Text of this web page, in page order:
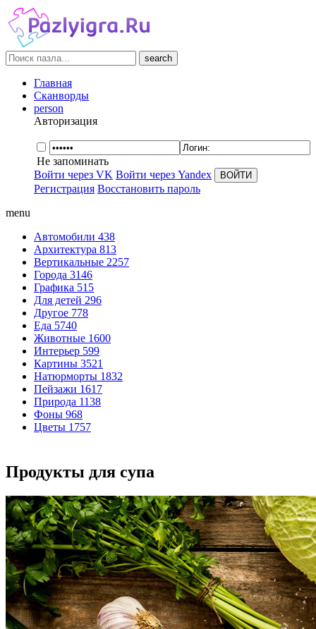
search
Главная
Сканворды
person
Авторизация
Не запоминать
Войти через VK Войти через Yandex
Регистрация Восстановить пароль
menu
Автомобили 438
Архитектура 813
Вертикальные 2257
Города 3146
Графика 515
Для детей 296
Другое 778
Еда 5740
Животные 1600
Интерьер 599
Картины 3521
Натюрморты 1832
Пейзажи 1617
Природа 1138
Фоны 968
Цветы 1757
Продукты для супа